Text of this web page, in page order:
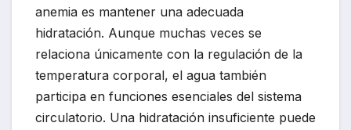
anemia es mantener una adecuada
hidratación. Aunque muchas veces se
relaciona únicamente con la regulación de la
temperatura corporal, el agua también
participa en funciones esenciales del sistema
circulatorio. Una hidratación insuficiente puede